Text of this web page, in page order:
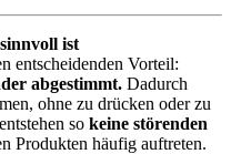
ist
entscheidenden Vorteil:
abgestimmt. Dadurch
ohne zu drücken oder zu
so keine störenden
Produkten häufig auftreten.